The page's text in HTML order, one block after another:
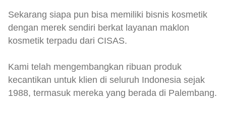
Sekarang siapa pun bisa memiliki bisnis kosmetik
dengan merek sendiri berkat layanan maklon
kosmetik terpadu dari CISAS.
Kami telah mengembangkan ribuan produk
kecantikan untuk klien di seluruh Indonesia sejak
1988, termasuk mereka yang berada di Palembang.